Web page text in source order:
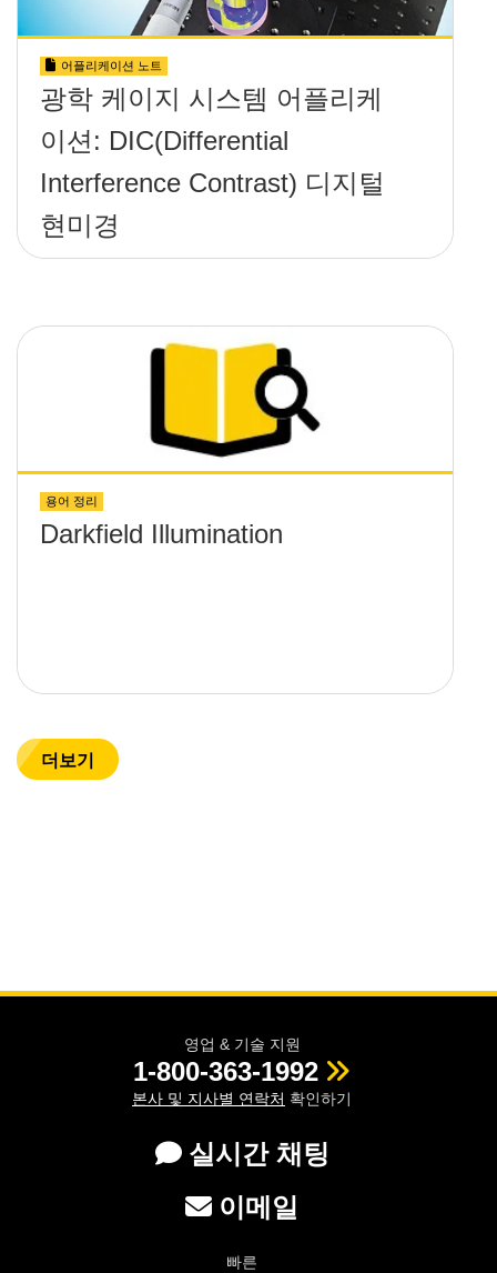
어플리케이션 노트
광학 케이지 시스템 어플리케
이션: DIC(Differential
Interference Contrast) 디지털
현미경
용어 정리
Darkfield Illumination
더보기
영업 & 기술 지원
1-800-363-1992
본사 및 지사별 연락처 확인하기
실시간 채팅
이메일
빠른